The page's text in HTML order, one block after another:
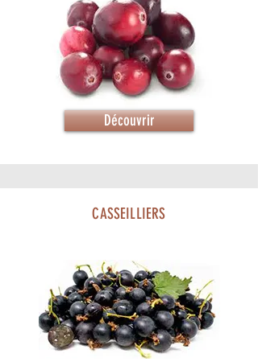
Découvrir
CASSEILLIERS